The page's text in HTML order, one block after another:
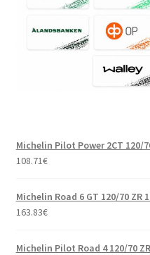
Michelin Pilot Power 2CT 120/
108.71€
Michelin Road 6 GT 120/70 ZR
163.83€
Michelin Pilot Road 4 120/70